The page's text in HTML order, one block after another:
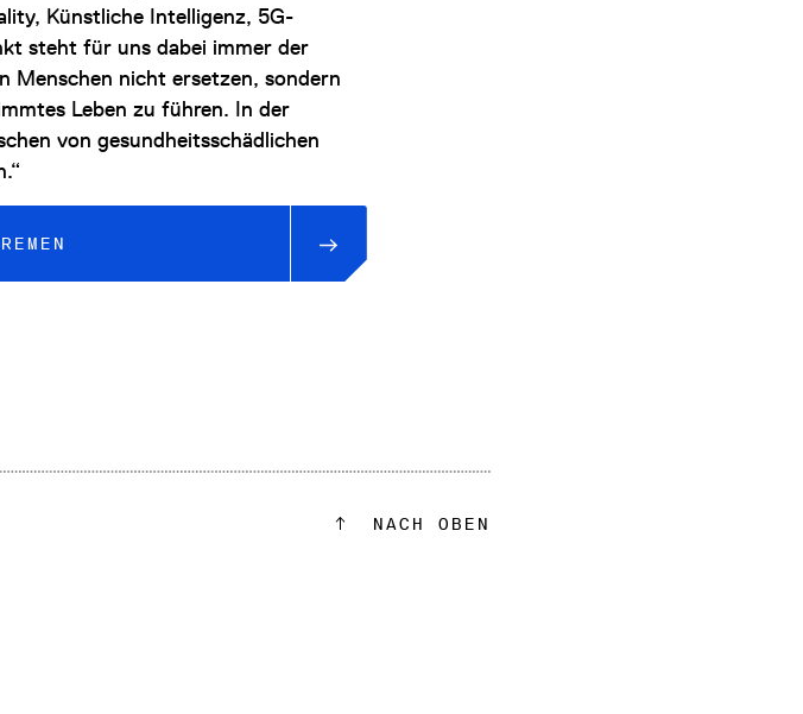
Künstliche Intelligenz, 5G-
steht für uns dabei immer der
Menschen nicht ersetzen, sondern
Leben zu führen. In der
von gesundheitsschädlichen
NACH OBEN